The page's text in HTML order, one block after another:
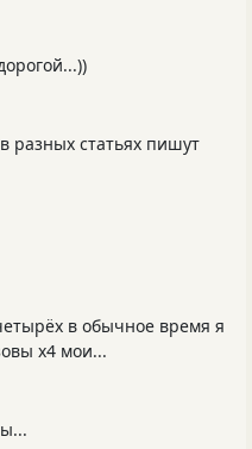
разных статьях пишут
в обычное время я
х4 мои...